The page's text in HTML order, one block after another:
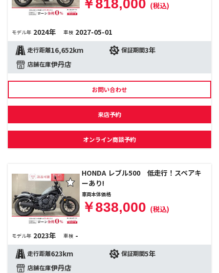
￥818,000 (税込)
モデル年 2024年 車検 2027-05-01
走行距離16,652km 保証期間3年
店舗在庫伊丹店
お問い合わせ
来店予約
オンライン商談予約
HONDA レブル500 低走行！スペアキ
ーあり!
車両本体価格
￥838,000 (税込)
モデル年 2023年 車検 -
走行距離623km 保証期間5年
店舗在庫伊丹店